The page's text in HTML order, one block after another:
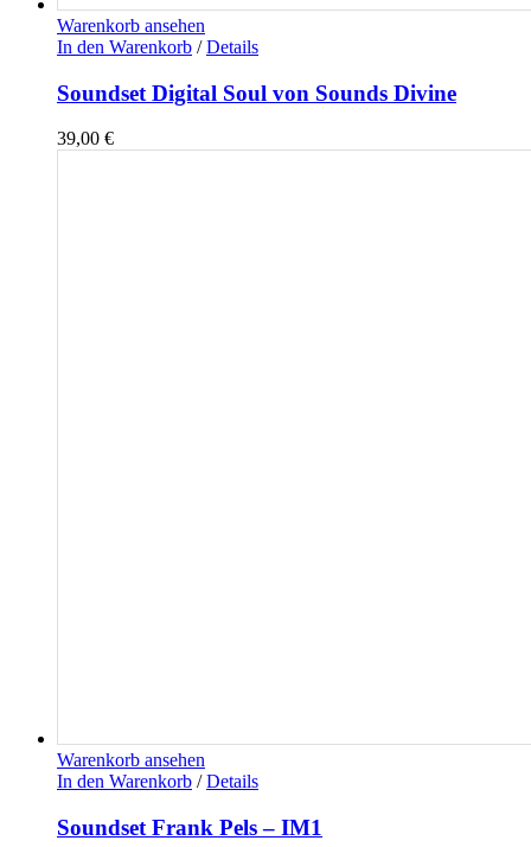
Warenkorb ansehen
In den Warenkorb / Details
Soundset Digital Soul von Sounds Divine
39,00 €
Warenkorb ansehen
In den Warenkorb / Details
Soundset Frank Pels – IM1